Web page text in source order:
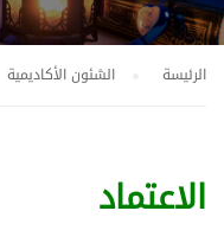
الرئيسة الشئون الأكاديمية
الاعتماد